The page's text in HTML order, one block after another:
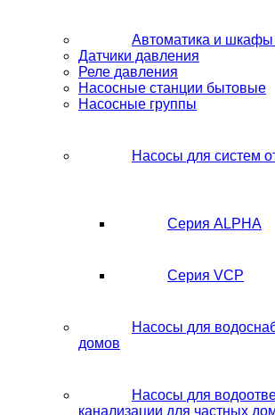
Автоматика и шкафы
Датчики давления
Реле давления
Насосные станции бытовые
Насосные группы
Насосы для систем
Серия ALPHA
Серия VCP
Насосы для
домов
Насосы для
канализации для частных